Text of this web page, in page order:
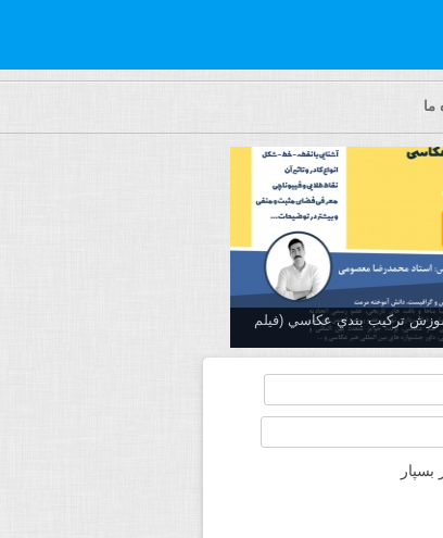
ما
تركيب بندي عكاسي (فیلم